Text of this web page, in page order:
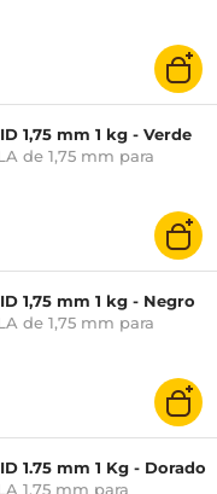
1,75 mm 1 kg - Verde
de 1,75 mm para
1,75 mm 1 kg - Negro
de 1,75 mm para
1.75 mm 1 Kg - Dorado
1.75 mm para